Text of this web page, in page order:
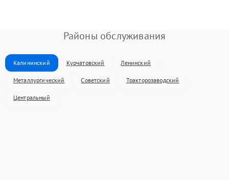
Районы обслуживания
Калининский Курчатовский Ленинский
Металлургический Советский Тракторозаводский
Центральный